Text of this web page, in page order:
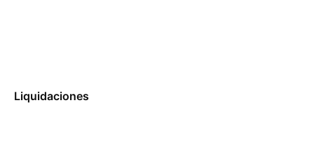
Liquidaciones